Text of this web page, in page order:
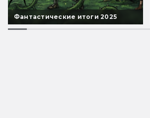
Фантастические итоги 2025